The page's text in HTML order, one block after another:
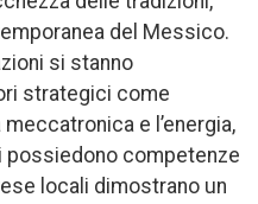
del Messico.
si stanno
strategici come
meccatronica e l’energia,
possiedono competenze
locali dimostrano un